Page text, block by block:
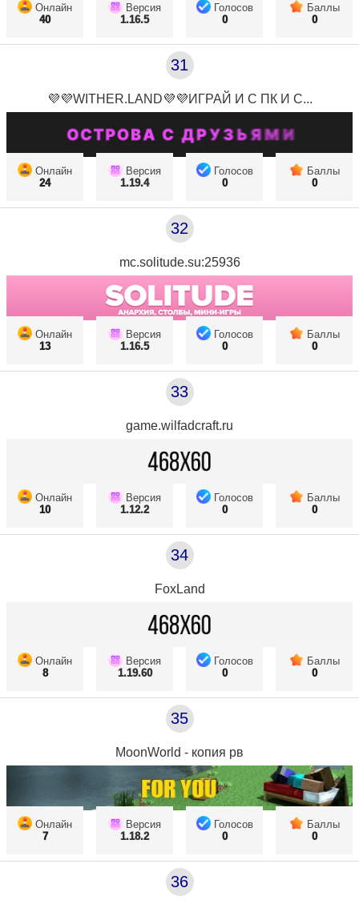
Онлайн
40
Версия
1.16.5
Голосов
0
Баллы
0
31
💜💜WITHER.LAND💜💜ИГРАЙ И С ПК И С...
Онлайн
24
Версия
1.19.4
Голосов
0
Баллы
0
32
mc.solitude.su:25936
Онлайн
13
Версия
1.16.5
Голосов
0
Баллы
0
33
game.wilfadcraft.ru
Онлайн
10
Версия
1.12.2
Голосов
0
Баллы
0
34
FoxLand
Онлайн
8
Версия
1.19.60
Голосов
0
Баллы
0
35
MoonWorld - копия рв
Онлайн
7
Версия
1.18.2
Голосов
0
Баллы
0
36